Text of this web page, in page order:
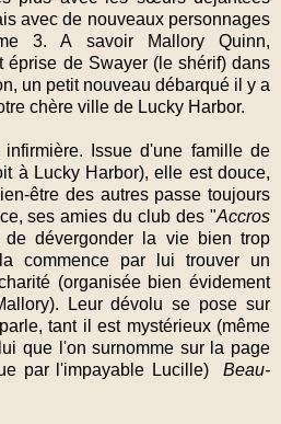
avec de nouveaux personnages
3. A savoir Mallory Quinn,
éprise de Swayer (le shérif) dans
un petit nouveau débarqué il y a
chère ville de Lucky Harbor.
Issue d'une famille de
à Lucky Harbor), elle est douce,
être des autres passe toujours
ses amies du club des "Accros
dévergonder la vie bien trop
commence par lui trouver un
(organisée bien évidement
Leur dévolu se pose sur
tant il est mystérieux (même
que l'on surnomme sur la page
par l'impayable Lucille) Beau-